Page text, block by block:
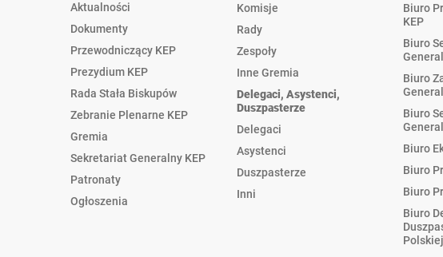
Aktualności
Dokumenty
Przewodniczący KEP
Prezydium KEP
Rada Stała Biskupów
Zebranie Plenarne KEP
Gremia
Sekretariat Generalny KEP
Patronaty
Ogłoszenia
Komisje
Rady
Zespoły
Inne Gremia
Delegaci, Asystenci,
Duszpasterze
Delegaci
Asystenci
Duszpasterze
Inni
Biuro
KEP
Biuro
Biuro
Biuro
Biuro
Biuro
Biuro
Biuro
Polskiej